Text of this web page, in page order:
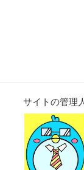
サイトの管理